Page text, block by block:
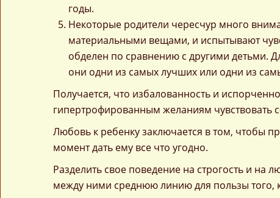
годы.
Некоторые родители чересчур много
материальными вещами, и испытывают
обделен по сравнению с другими детьми.
они одни из самых лучших или одни из
Получается, что избалованность и
гипертрофированным желаниям
Любовь к ребенку заключается в том, чтобы
момент дать ему все что угодно.
Разделить свое поведение на строгость и на
между ними среднюю линию для пользы того,